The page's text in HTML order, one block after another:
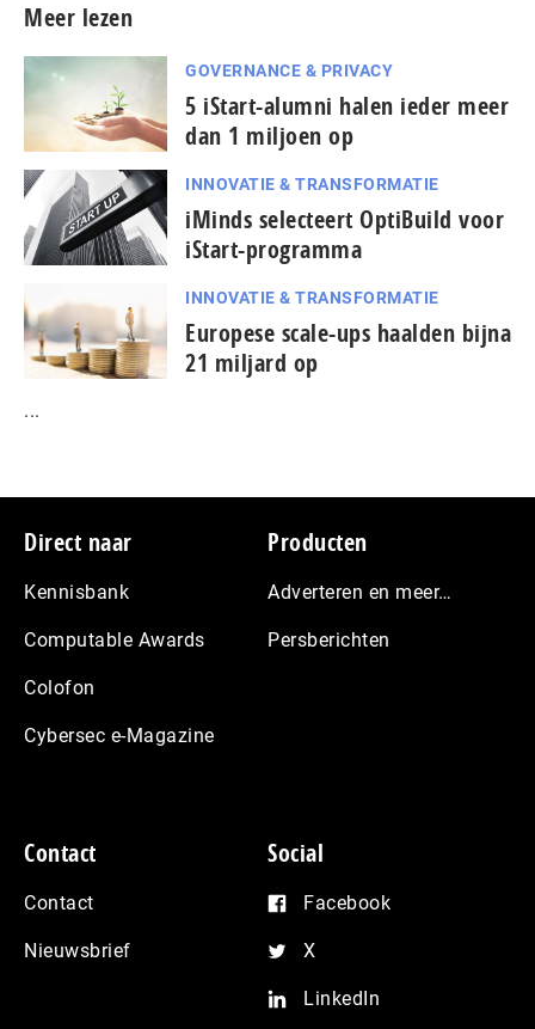
Meer lezen
GOVERNANCE & PRIVACY
5 iStart-alumni halen ieder meer
dan 1 miljoen op
INNOVATIE & TRANSFORMATIE
iMinds selecteert OptiBuild voor
iStart-programma
INNOVATIE & TRANSFORMATIE
Europese scale-ups haalden bijna
21 miljard op
...
Footer
Direct naar
Kennisbank
Computable Awards
Colofon
Cybersec e-Magazine
Producten
Adverteren en meer…
Persberichten
Contact
Contact
Nieuwsbrief
Social
Facebook
X
LinkedIn